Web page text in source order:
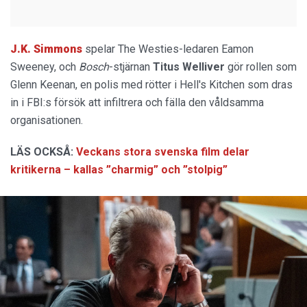
J.K. Simmons spelar The Westies-ledaren Eamon
Sweeney, och Bosch-stjärnan Titus Welliver gör rollen som
Glenn Keenan, en polis med rötter i Hell's Kitchen som dras
in i FBI:s försök att infiltrera och fälla den våldsamma
organisationen.
LÄS OCKSÅ: Veckans stora svenska film delar
kritikerna – kallas ”charmig” och ”stolpig”